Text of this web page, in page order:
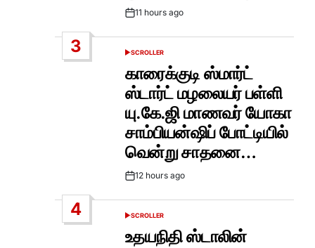
Post11 hours ago
3
POSTED
SCROLLER
காரைக்குடி ஸ்மார்ட்
ஸ்டார்ட் மழலையர் பள்ளி
யு.கே.ஜி மாணவர் யோகா
சாம்பியன்ஷிப் போட்டியில்
வென்று சாதனை…
Post12 hours ago
4
POSTED
SCROLLER
உதயநிதி ஸ்டாலின்